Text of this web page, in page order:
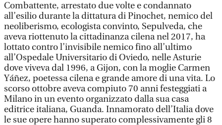
Combattente, arrestato due volte e condannato
all’esilio durante la dittatura di Pinochet, nemico del
neoliberismo, ecologista convinto, Sepulveda, che
aveva riottenuto la cittadinanza cilena nel 2017, ha
lottato contro l’invisibile nemico fino all’ultimo
all’Ospedale Universitario di Oviedo, nelle Asturie
dove viveva dal 1996, a Gijon, con la moglie Carmen
Yáñez, poetessa cilena e grande amore di una vita. Lo
scorso ottobre aveva compiuto 70 anni festeggiati a
Milano in un evento organizzato dalla sua casa
editrice italiana, Guanda. Innamorato dell’Italia dove
le sue opere hanno superato complessivamente gli 8